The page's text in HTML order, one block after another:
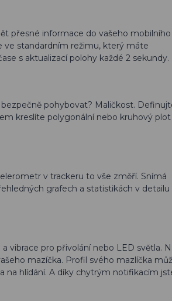
přesné informace do vašeho mobilního
ve standardním režimu, který máte
s aktualizací polohy každé 2 sekundy.
pohybovat? Maličkost.
kreslíte polygonální nebo kruhový plot
v trackeru to vše změří. Snímá
grafech a statistikách v detailu
vibrace pro přivolání nebo LED světla.
mazíčka. Profil svého mazlíčka
na hlídání. A díky chytrým notifikacím